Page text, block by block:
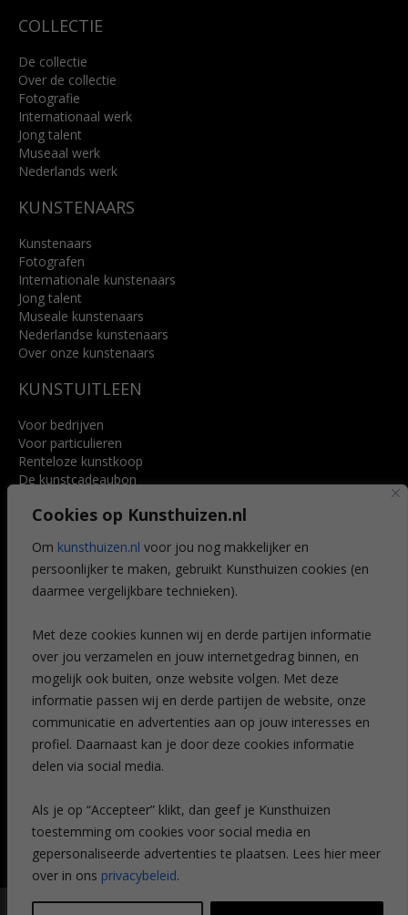
Cookies op Kunsthuizen.nl
Om kunsthuizen.nl voor jou nog makkelijker en
persoonlijker te maken, gebruikt Kunsthuizen cookies (en
daarmee vergelijkbare technieken).
Met deze cookies kunnen wij en derde partijen informatie
over jou verzamelen en jouw internetgedrag binnen, en
mogelijk ook buiten, onze website volgen. Met deze
informatie passen wij en derde partijen de website, onze
communicatie en advertenties aan op jouw interesses en
profiel. Daarnaast kan je door deze cookies informatie
delen via social media.
Als je op “Accepteer” klikt, dan geef je Kunsthuizen
toestemming om cookies voor social media en
gepersonaliseerde advertenties te plaatsen. Lees hier meer
over in ons privacybeleid.
COLLECTIE
De collectie
Over de collectie
Fotografie
Internationaal werk
Jong talent
Museaal werk
Nederlands werk
KUNSTENAARS
Kunstenaars
Fotografen
Internationale kunstenaars
Jong talent
Museale kunstenaars
Nederlandse kunstenaars
Over onze kunstenaars
KUNSTUITLEEN
Voor bedrijven
Voor particulieren
Renteloze kunstkoop
De kunstcadeaubon
Voordelen
Veelgestelde vragen
CONTACT
Leiden
Amsterdam
Breda
Favorieten
Mijn art alert
NIEUWSBRIEF